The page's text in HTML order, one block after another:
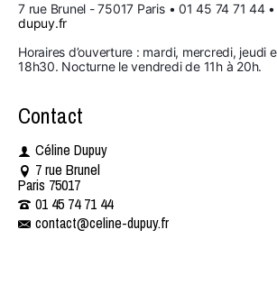
7 rue Brunel - 75017 Paris • 01 45 74 71 44 •
dupuy.fr
Horaires d’ouverture : mardi, mercredi, jeudi
18h30. Nocturne le vendredi de 11h à 20h.
Contact
Céline Dupuy
7 rue Brunel
Paris 75017
01 45 74 71 44 ​​
contact@celine-dupuy.fr